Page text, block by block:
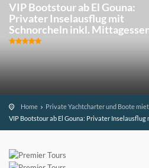
VIP Bootstour ab El Gouna:
Privater Inselausflug mit
Schnorcheln inkl.
Home
Private Yachtcharter und Boote
VIP Bootstour ab El Gouna: Privater